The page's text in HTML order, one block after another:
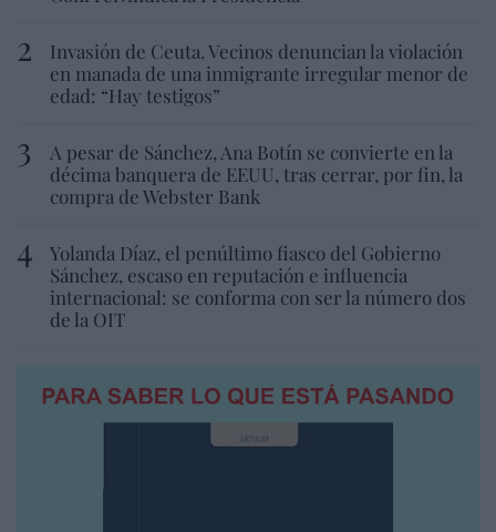
Invasión de Ceuta. Vecinos denuncian la violación
en manada de una inmigrante irregular menor de
edad: “Hay testigos”
A pesar de Sánchez, Ana Botín se convierte en la
décima banquera de EEUU, tras cerrar, por fin, la
compra de Webster Bank
Yolanda Díaz, el penúltimo fiasco del Gobierno
Sánchez, escaso en reputación e influencia
internacional: se conforma con ser la número dos
de la OIT